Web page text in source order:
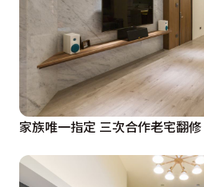
家族唯一指定 三次合作老宅翻修